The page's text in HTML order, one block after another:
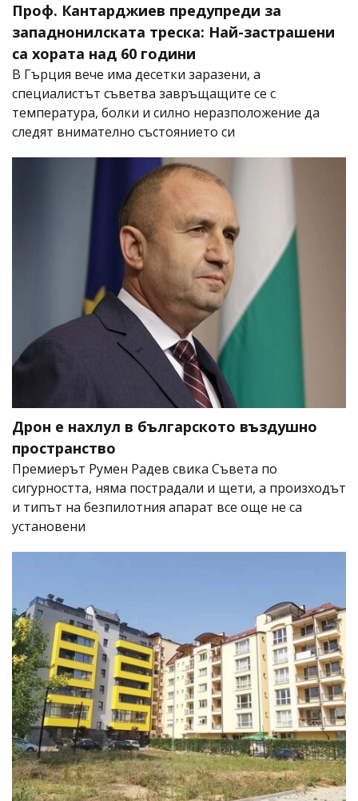
Проф. Кантарджиев предупреди за
западнонилската треска: Най-застрашени
са хората над 60 години
В Гърция вече има десетки заразени, а
специалистът съветва завръщащите се с
температура, болки и силно неразположение да
следят внимателно състоянието си
Дрон е нахлул в българското въздушно
пространство
Премиерът Румен Радев свика Съвета по
сигурността, няма пострадали и щети, а произходът
и типът на безпилотния апарат все още не са
установени